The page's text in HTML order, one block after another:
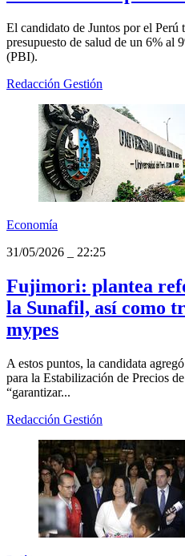
El candidato de Juntos por el Perú
presupuesto de salud de un 6% al
(PBI).
Redacción Gestión
Economía
31/05/2026
22:25
Fujimori: plantea
la Sunafil, así como
mypes
A estos puntos, la candidata
para la Estabilización de Precios
“garantizar...
Redacción Gestión